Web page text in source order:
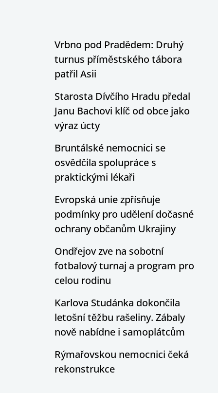
Vrbno pod Pradědem: Druhý
turnus příměstského tábora
patřil Asii
Starosta Dívčího Hradu předal
Janu Bachovi klíč od obce jako
výraz úcty
Bruntálské nemocnici se
osvědčila spolupráce s
praktickými lékaři
Evropská unie zpřísňuje
podmínky pro udělení dočasné
ochrany občanům Ukrajiny
Ondřejov zve na sobotní
fotbalový turnaj a program pro
celou rodinu
Karlova Studánka dokončila
letošní těžbu rašeliny. Zábaly
nově nabídne i samoplátcům
Rýmařovskou nemocnici čeká
rekonstrukce